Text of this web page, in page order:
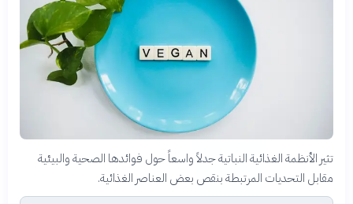
تثير الأنظمة الغذائية النباتية جدلاً واسعاً حول فوائدها الصحية والبيئية
مقابل التحديات المرتبطة بنقص بعض العناصر الغذائية.